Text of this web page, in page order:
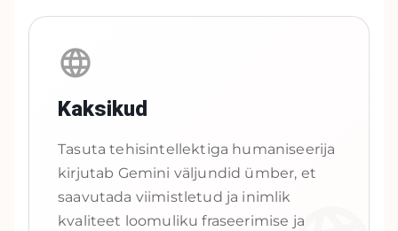
Kaksikud
Tasuta tehisintellektiga humaniseerija
kirjutab Gemini väljundid ümber, et
saavutada viimistletud ja inimlik
kvaliteet loomuliku fraseerimise ja